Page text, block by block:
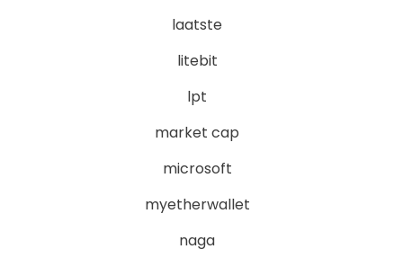
laatste
litebit
lpt
market cap
microsoft
myetherwallet
naga